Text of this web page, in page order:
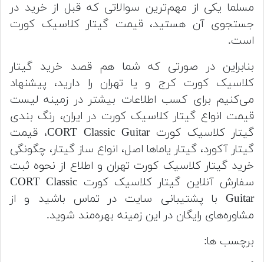
مسلما یکی از مهم‌ترین سوالاتی که قبل از خرید در
جستجوی آن هستید، قیمت گیتار کلاسیک کورت
است.
بنابراین در صورتی که شما هم قصد خرید گیتار
کلاسیک کورت کرج و یا تهران را دارید، پیشنهاد
می‌کنیم برای کسب اطلاعات بیشتر در زمینه لیست
قیمت انواع گیتار کلاسیک کورت در ایران، رنگ بندی
گیتار کلاسیک کورت CORT Classic Guitar، قیمت
گیتار آکورد، گیتار یاماها اصل، انواع ساز گیتار، چگونگی
خرید گیتار کلاسیک کورت تهران و اطلاع از نحوه ثبت
سفارش آنلاین گیتار کلاسیک کورت CORT Classic
Guitar با پشتیبانی سایت در تماس باشید و از
مشاوره‌های رایگان در این زمینه بهره‌مند شوید.
برچسب ها: